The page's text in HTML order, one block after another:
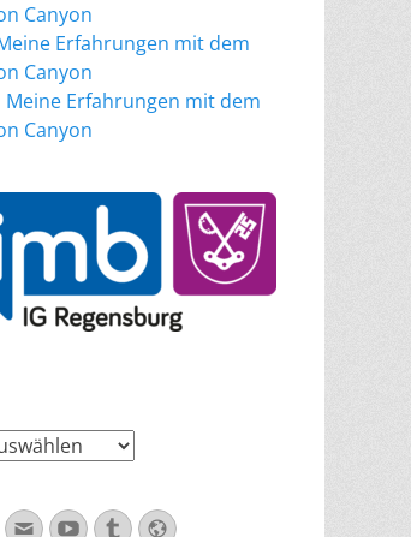
Canyon
Erfahrungen mit dem
Canyon
Meine Erfahrungen mit dem
Canyon
E- YouTube
TumblrWebsite